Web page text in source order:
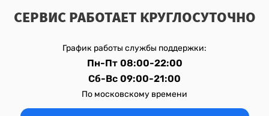
СЕРВИС РАБОТАЕТ КРУГЛОСУТОЧНО
График работы службы поддержки:
Пн-Пт 08:00-22:00
Сб-Вс 09:00-21:00
По московскому времени